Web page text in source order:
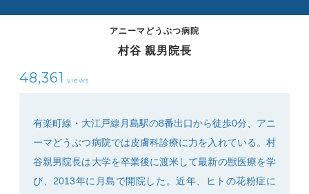
アニーマどうぶつ病院
村谷 親男院長
48,361 views
有楽町線・大江戸線月島駅の8番出口から徒歩0分、アニ
ーマどうぶつ病院では皮膚科診療に力を入れている。村
谷親男院長は大学を卒業後に渡米して最新の獣医療を学
び、2013年に月島で開院した。近年、ヒトの花粉症に